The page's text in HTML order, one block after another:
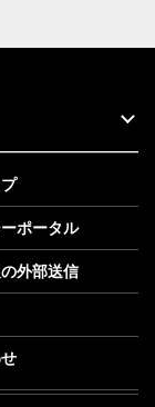
ポータル
外部送信